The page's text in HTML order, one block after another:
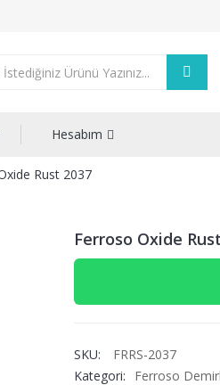
Hesabım
Rust 2037
Ferroso Oxide
SKU:
FRRS-2037
Kategori:
Ferroso